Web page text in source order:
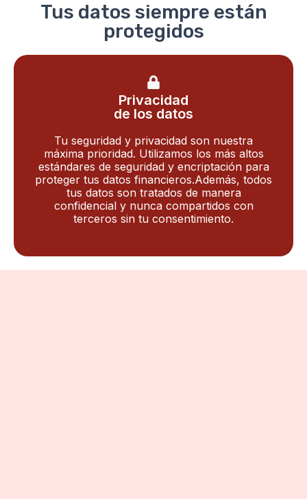
Tus datos siempre están
protegidos
Privacidad
de los datos
Tu seguridad y privacidad son nuestra
máxima prioridad. Utilizamos los más altos
estándares de seguridad y encriptación para
proteger tus datos financieros.Además, todos
tus datos son tratados de manera
confidencial y nunca compartidos con
terceros sin tu consentimiento.